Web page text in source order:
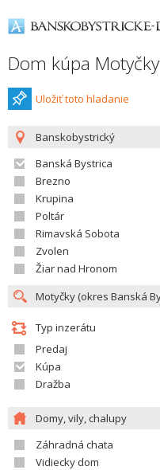
Dom kúpa Motyčky
Uložiť toto hladanie
Banskobystrický
Banská Bystrica
Brezno
Krupina
Poltár
Rimavská Sobota
Zvolen
Žiar nad Hronom
Typ inzerátu
Predaj
Kúpa
Dražba
Domy, vily, chalupy
Záhradná chata
Vidiecky dom